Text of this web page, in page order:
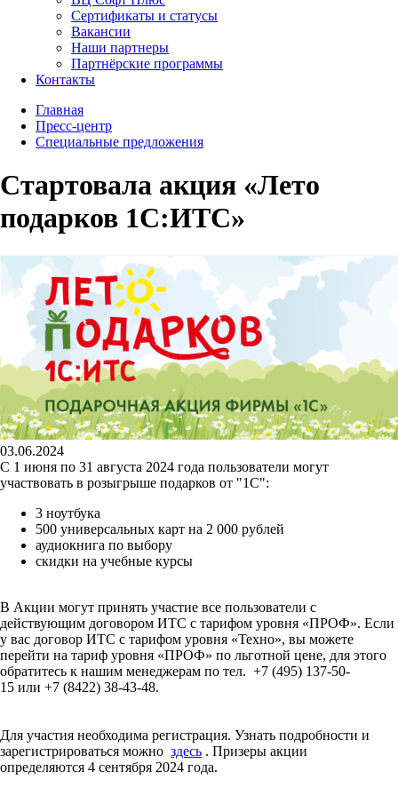
Сертификаты и статусы
Вакансии
Наши партнеры
Партнёрские программы
Контакты
Главная
Пресс-центр
Специальные предложения
Стартовала акция «Лето
подарков 1С:ИТС»
03.06.2024
С 1 июня по 31 августа 2024 года пользователи могут
участвовать в розыгрыше подарков от "1С":
3 ноутбука
500 универсальных карт на 2 000 рублей
аудиокнига по выбору
скидки на учебные курсы
В Акции могут принять участие все пользователи с
действующим договором ИТС с тарифом уровня «ПРОФ». Если
у вас договор ИТС с тарифом уровня «Техно», вы можете
перейти на тариф уровня «ПРОФ» по льготной цене, для этого
обратитесь к нашим менеджерам по тел. +7 (495) 137-50-
15 или +7 (8422) 38-43-48.
Для участия необходима регистрация. Узнать подробности и
зарегистрироваться можно здесь . Призеры акции
определяются 4 сентября 2024 года.